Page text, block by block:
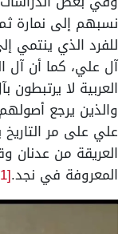
نسبهم إلى نمارة
للفرد الذي ينتمي
آل علي، كما أن آل
العربية لا
والذين يرجع
علي على مر التاريخ
العريقة من عدنان
المعروفة في نجد.[1]